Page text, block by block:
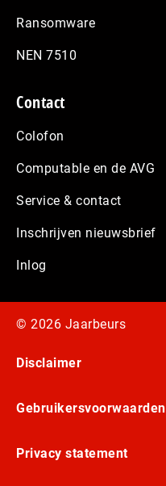
Ransomware
NEN 7510
Contact
Colofon
Computable en de AVG
Service & contact
Inschrijven nieuwsbrief
Inlog
© 2026 Jaarbeurs
Disclaimer
Gebruikersvoorwaarden
Privacy statement